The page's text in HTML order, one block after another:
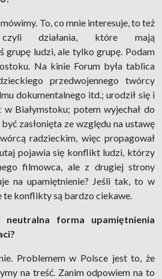
To, co mnie interesuje, to też
działania, które mają
grupę ludzi, ale tylko grupę. Podam
Na kinie Forum była tablica
przedwojennego twórcy
dokumentalnego itd.; urodził się i
Białymstoku; potem wyjechał do
zasłonięta ze względu na ustawę
radzieckim, więc propagował
pojawia się konflikt ludzi, którzy
filmowca, ale z drugiej strony
na upamiętnienie? Jeśli tak, to w
konflikty są bardzo ciekawe.
neutralna forma upamiętnienia
Problemem w Polsce jest to, że
na treść. Zanim odpowiem na to